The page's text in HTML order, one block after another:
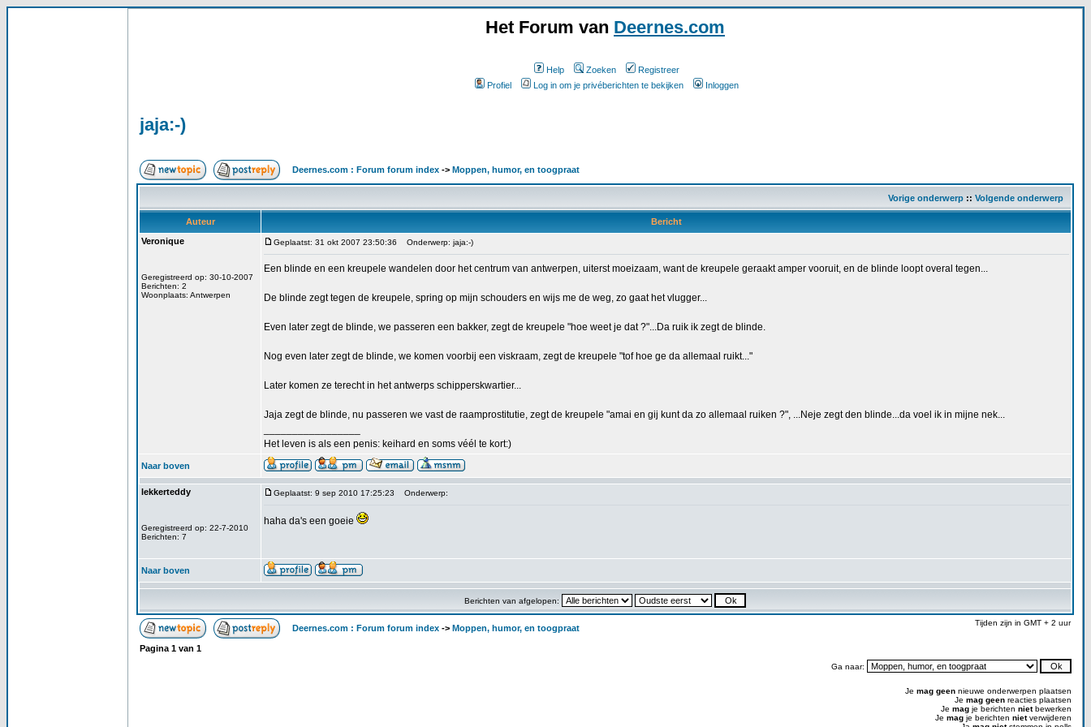
Het Forum van Deernes.com
Help Zoeken
Registreer
Profiel
Log in om je privéberichten te bekijken Inloggen
jaja:-)
Deernes.com : Forum forum index -> Moppen, humor, en toogpraat
Vorige onderwerp :: Volgende onderwerp
Auteur
Bericht
Veronique
Geregistreerd op: 30-10-2007
Berichten: 2
Woonplaats: Antwerpen
Geplaatst: 31 okt 2007 23:50:36 Onderwerp: jaja:-)
Een blinde en een kreupele wandelen door het centrum van antwerpen, uiterst moeizaam, want de kreupele geraakt amper vooruit, en de blinde loopt overal tegen...
De blinde zegt tegen de kreupele, spring op mijn schouders en wijs me de weg, zo gaat het vlugger...
Even later zegt de blinde, we passeren een bakker, zegt de kreupele "hoe weet je dat ?"...Da ruik ik zegt de blinde.
Nog even later zegt de blinde, we komen voorbij een viskraam, zegt de kreupele "tof hoe ge da allemaal ruikt..."
Later komen ze terecht in het antwerps schipperskwartier...
Jaja zegt de blinde, nu passeren we vast de raamprostitutie, zegt de kreupele "amai en gij kunt da zo allemaal ruiken ?", ...Neje zegt den blinde...da voel ik in mijne nek...
Het leven is als een penis: keihard en soms véél te kort:)
Naar boven
lekkerteddy
Geregistreerd op: 22-7-2010
Berichten: 7
Geplaatst: 9 sep 2010 17:25:23 Onderwerp:
haha da's een goeie
Naar boven
Berichten van afgelopen:
Deernes.com : Forum forum index -> Moppen, humor, en toogpraat
Tijden zijn in GMT + 2 uur
Pagina 1 van 1
Ga naar:
Je mag geen nieuwe onderwerpen plaatsen
Je mag geen reacties plaatsen
Je mag je berichten nietbewerken
Je mag je berichten nietverwijderen